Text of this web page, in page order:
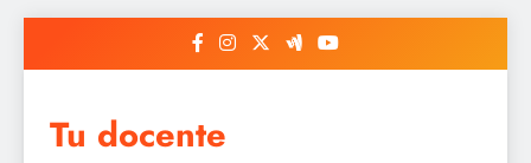
Tu docente